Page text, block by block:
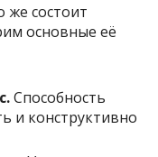
же состоит
основные её
Способность
и конструктивно